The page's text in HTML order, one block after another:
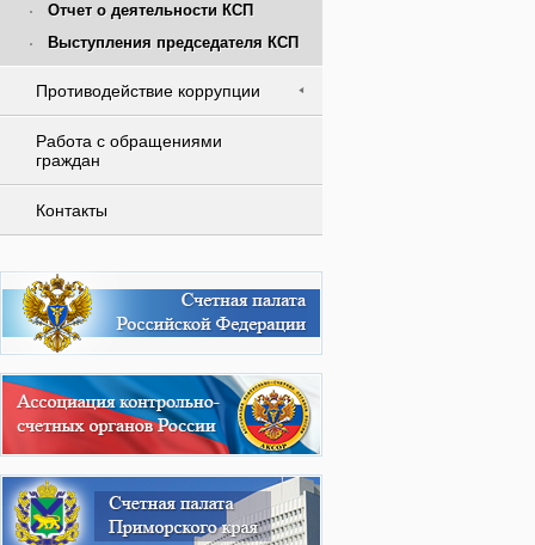
Отчет о деятельности КСП
Выступления председателя КСП
Противодействие коррупции
Работа с обращениями
граждан
Контакты